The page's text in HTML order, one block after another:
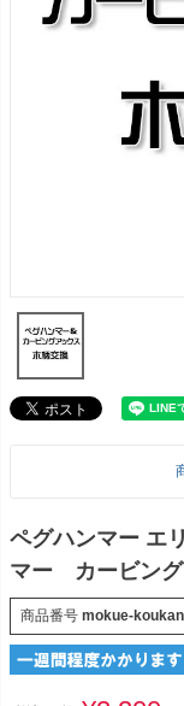
ペグハンマー エ
マー カービング
商品番号 mokue-koukan